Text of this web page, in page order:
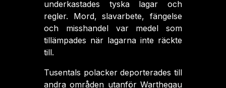
underkastades tyska lagar och
regler. Mord, slavarbete, fängelse
och misshandel var medel som
tillämpades när lagarna inte räckte
till.
Tusentals polacker deporterades till
andra områden utanför Warthegau